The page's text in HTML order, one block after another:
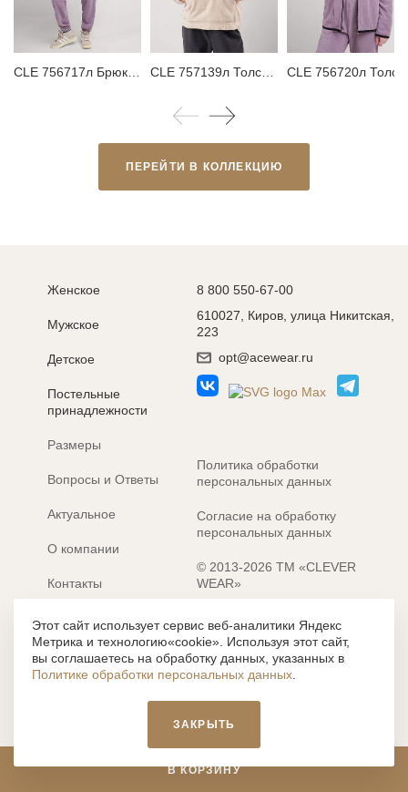
В КОРЗИНУ
ПЕРЕЙТИ В КОЛЛЕКЦИЮ
Женское
Мужское
Детское
Постельные
принадлежности
Размеры
Вопросы и Ответы
Актуальное
О компании
Контакты
Электронные каталоги
8 800 550-67-00
610027, Киров, улица Никитская,
223
opt@acewear.ru
Политика обработки
персональных данных
Согласие на обработку
персональных данных
© 2013-2026 ТМ «CLEVER
WEAR»
Разработка сайта: MACHAON
Все содержание, представленное или отраженное на сайте
https://clever-style.ru, включая, но не ограничиваясь, текстом,
графикой, фотографиями, иллюстрациями и т.д., являются
объектами авторского права, использование которых, без
письменного разрешения администрации и без активной
влечет наложение ответственности с действующим
законодательством РФ.
Этот сайт использует сервис веб-аналитики Яндекс
Метрика и технологию«cookie». Используя этот сайт,
вы соглашаетесь на обработку данных, указанных в
Политике обработки персональных данных
ЗАКРЫТЬ